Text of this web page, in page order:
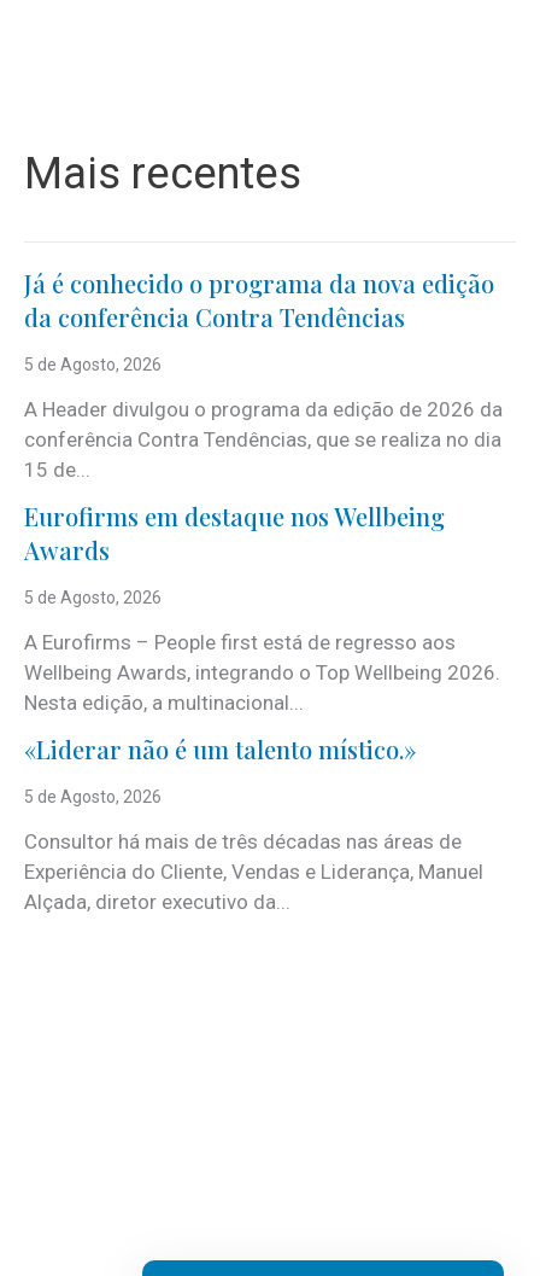
Mais recentes
Já é conhecido o programa da nova edição
da conferência Contra Tendências
5 de Agosto, 2026
A Header divulgou o programa da edição de 2026 da
conferência Contra Tendências, que se realiza no dia
15 de...
Eurofirms em destaque nos Wellbeing
Awards
5 de Agosto, 2026
A Eurofirms – People first está de regresso aos
Wellbeing Awards, integrando o Top Wellbeing 2026.
Nesta edição, a multinacional...
«Liderar não é um talento místico.»
5 de Agosto, 2026
Consultor há mais de três décadas nas áreas de
Experiência do Cliente, Vendas e Liderança, Manuel
Alçada, diretor executivo da...